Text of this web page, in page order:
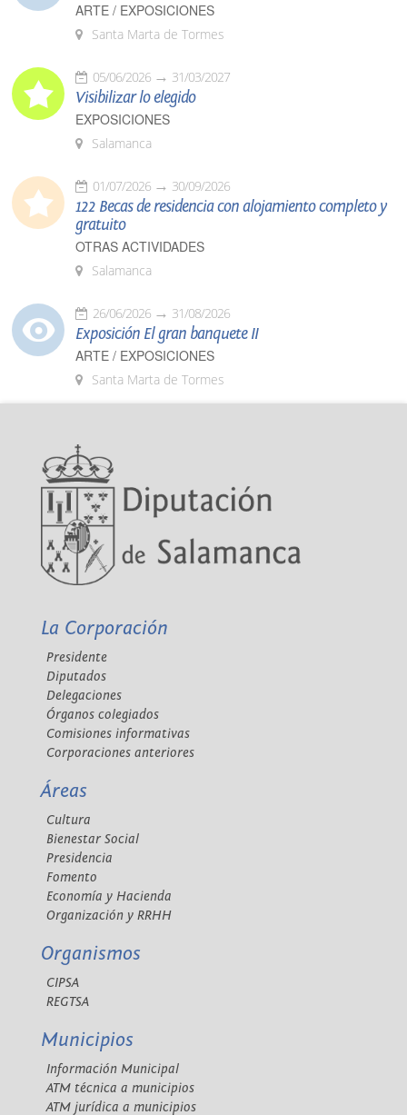
ARTE / EXPOSICIONES
Santa Marta de Tormes
05/06/2026 31/03/2027
Visibilizar lo elegido
EXPOSICIONES
Salamanca
01/07/2026 30/09/2026
122 Becas de residencia con alojamiento completo y
gratuito
OTRAS ACTIVIDADES
Salamanca
26/06/2026 31/08/2026
Exposición El gran banquete II
ARTE / EXPOSICIONES
Santa Marta de Tormes
La Corporación
Presidente
Diputados
Delegaciones
Órganos colegiados
Comisiones informativas
Corporaciones anteriores
Áreas
Cultura
Bienestar Social
Presidencia
Fomento
Economía y Hacienda
Organización y RRHH
Organismos
CIPSA
REGTSA
Municipios
Información Municipal
ATM técnica a municipios
ATM jurídica a municipios